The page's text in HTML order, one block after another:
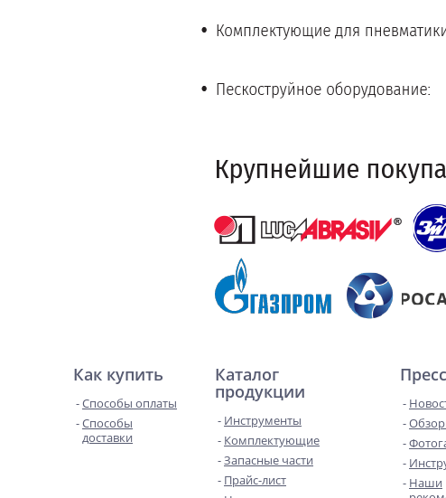
Как купить
Способы оплаты
Способы
доставки
Каталог
продукции
Инструменты
Комплектующие
Запасные части
Прайс-лист
Наши